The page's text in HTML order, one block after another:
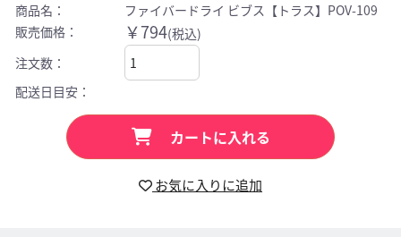
商品名：
ファイバードライ ビブス【トラス】POV-109
販売価格：
￥794(税込)
注文数：
配送日目安：
カートに入れる
お気に入りに追加